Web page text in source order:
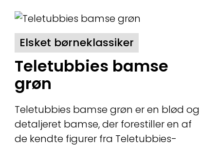
Elsket børneklassiker
Teletubbies bamse
grøn
Teletubbies bamse grøn er en blød og
detaljeret bamse, der forestiller en af
de kendte figurer fra Teletubbies-